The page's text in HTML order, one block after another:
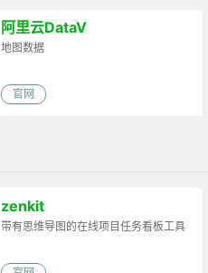
阿里云DataV
地图数据
官网
zenkit
带有思维导图的在线项目任务看板工具